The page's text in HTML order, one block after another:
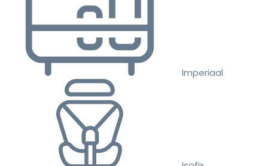
Imperiaal